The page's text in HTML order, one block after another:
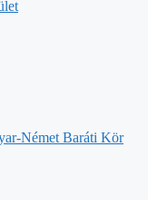
Német Baráti Kör